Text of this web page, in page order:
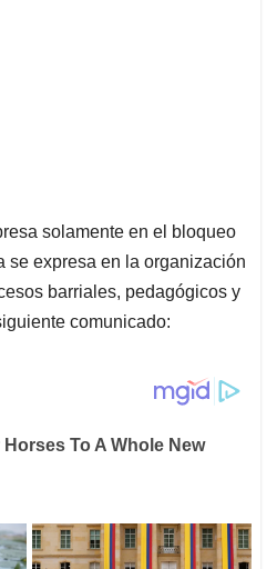
solamente en el bloqueo
se expresa en la organización
barriales, pedagógicos y
comunicado: